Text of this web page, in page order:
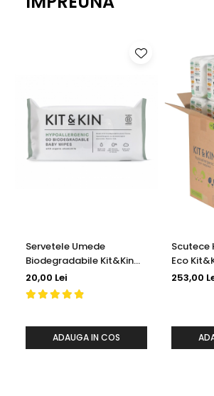
reflectorizante
Material: 100% poliester fără PFC
Dimensiuni:23 x 11 x 32,5 cm | ⚖️
Servetele Umede
Biodegradabile Kit&Kin
60 buc
20,00 Lei
ADAUGA IN COS
Scutece
Eco
4-8 kg ,
253,00